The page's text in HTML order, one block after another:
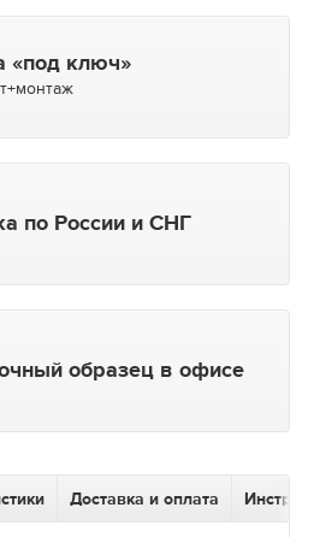
«под ключ»
по России и СНГ
образец в офисе
Доставка и оплата